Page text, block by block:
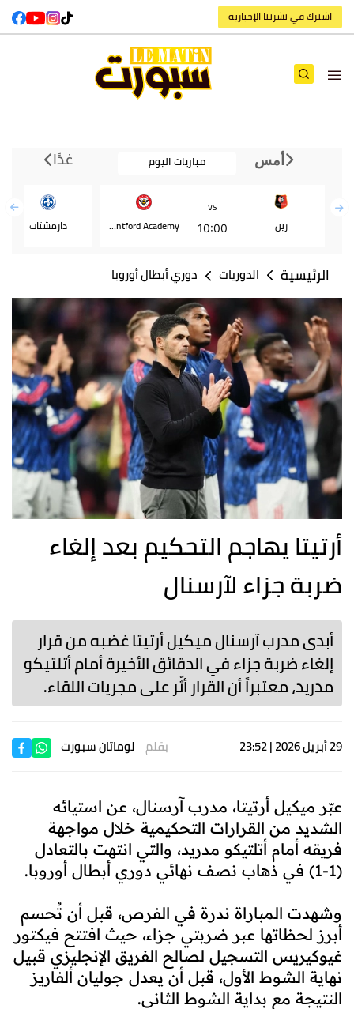
اشترك في نشرتنا الإخبارية
أمس مباريات اليوم غدًا
رين
VS
10:00
Brentford Academy دارمشتات
الرئيسية الدوريات دوري أبطال أوروبا
أرتيتا يهاجم التحكيم بعد إلغاء
ضربة جزاء لآرسنال
أبدى مدرب آرسنال ميكيل أرتيتا غضبه من قرار
إلغاء ضربة جزاء في الدقائق الأخيرة أمام أتلتيكو
مدريد، معتبراً أن القرار أثّر على مجريات اللقاء.
29 أبريل 2026 | 23:52 بقلم لوماتان سبورت
عبّر ميكيل أرتيتا، مدرب آرسنال، عن استيائه
الشديد من القرارات التحكيمية خلال مواجهة
فريقه أمام أتلتيكو مدريد، والتي انتهت بالتعادل
(1-1) في ذهاب نصف نهائي دوري أبطال أوروبا.
وشهدت المباراة ندرة في الفرص، قبل أن تُحسم
أبرز لحظاتها عبر ضربتي جزاء، حيث افتتح فيكتور
غيوكيريس التسجيل لصالح الفريق الإنجليزي قبيل
نهاية الشوط الأول، قبل أن يعدل جوليان ألفاريز
النتيجة مع بداية الشوط الثاني.